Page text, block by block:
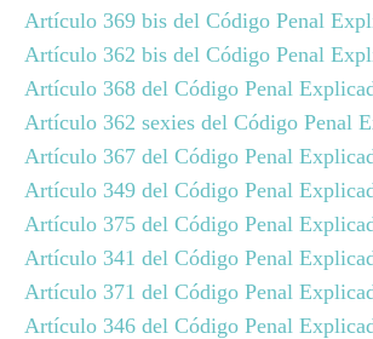
Artículo 369 bis del Código Penal
Artículo 362 bis del Código Penal
Artículo 368 del Código Penal
Artículo 362 sexies del Código Penal
Artículo 367 del Código Penal
Artículo 349 del Código Penal
Artículo 375 del Código Penal
Artículo 341 del Código Penal
Artículo 371 del Código Penal
Artículo 346 del Código Penal